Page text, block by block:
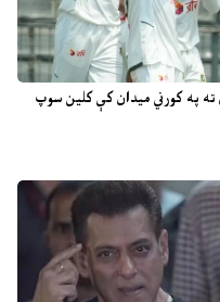
په کورني میدان کې کلین سوپ